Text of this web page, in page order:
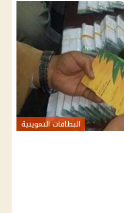
البطاقات التموينية